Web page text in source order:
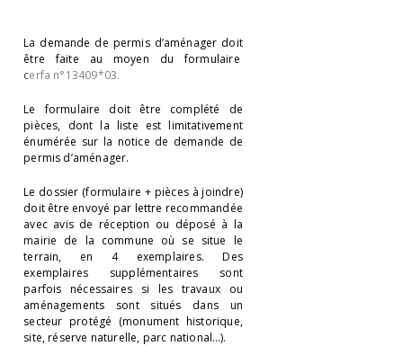
La demande de permis d’aménager doit
être faite au moyen du formulaire
cerfa n°13409*03.
Le formulaire doit être complété de
pièces, dont la liste est limitativement
énumérée sur la notice de demande de
permis d’aménager.
Le dossier (formulaire + pièces à joindre)
doit être envoyé par lettre recommandée
avec avis de réception ou déposé à la
mairie de la commune où se situe le
terrain, en 4 exemplaires. Des
exemplaires supplémentaires sont
parfois nécessaires si les travaux ou
aménagements sont situés dans un
secteur protégé (monument historique,
site, réserve naturelle, parc national…).